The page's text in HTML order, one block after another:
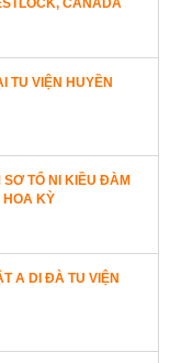
TU VIỆN HUYỀN
SƠ TỔ NI KIỀU ĐÀM
HOA KỲ
A DI ĐÀ TU VIỆN